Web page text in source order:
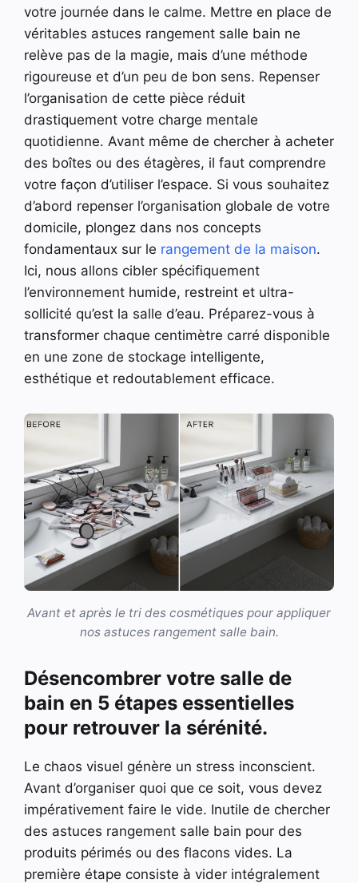
votre journée dans le calme. Mettre en place de
véritables astuces rangement salle bain ne
relève pas de la magie, mais d’une méthode
rigoureuse et d’un peu de bon sens. Repenser
l’organisation de cette pièce réduit
drastiquement votre charge mentale
quotidienne. Avant même de chercher à acheter
des boîtes ou des étagères, il faut comprendre
votre façon d’utiliser l’espace. Si vous souhaitez
d’abord repenser l’organisation globale de votre
domicile, plongez dans nos concepts
fondamentaux sur le rangement de la maison.
Ici, nous allons cibler spécifiquement
l’environnement humide, restreint et ultra-
sollicité qu’est la salle d’eau. Préparez-vous à
transformer chaque centimètre carré disponible
en une zone de stockage intelligente,
esthétique et redoutablement efficace.
Avant et après le tri des cosmétiques pour appliquer
nos astuces rangement salle bain.
Désencombrer votre salle de
bain en 5 étapes essentielles
pour retrouver la sérénité.
Le chaos visuel génère un stress inconscient.
Avant d’organiser quoi que ce soit, vous devez
impérativement faire le vide. Inutile de chercher
des astuces rangement salle bain pour des
produits périmés ou des flacons vides. La
première étape consiste à vider intégralement